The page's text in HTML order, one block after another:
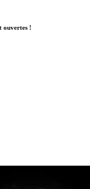
ouvertes !